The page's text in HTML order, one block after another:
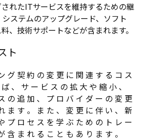
れたITサービスを維持するための継
ステムのアップグレード、ソフト
、技術サポートなどが含まれます。
ト
グ 契 約 の 変 更 に 関 連 す る コ ス
、 サ ー ビ ス の 拡 大 や 縮 小 、
の 追 加 、 プ ロ バ イ ダ ー の 変 更
ま す 。 ま た 、 変 更 に 伴 い 、 新
プ ロ セ ス を 学 ぶ た め の ト レ ー
含 ま れ る こ と も あ り ま す 。